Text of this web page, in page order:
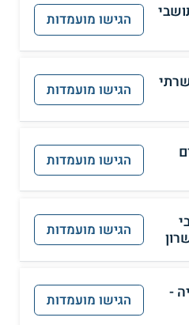
הגישו מועמדות
הגישו מועמדות
הגישו מועמדות
הגישו מועמדות
-
הגישו מועמדות